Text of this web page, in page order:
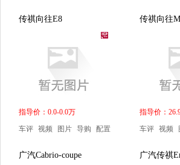
传祺向往E8
指导价：0.0-0.0万
车评 视频 图片 导购 配置
传祺向往
指导价：
车评 视频
广汽Cabrio-coupe 广汽传祺